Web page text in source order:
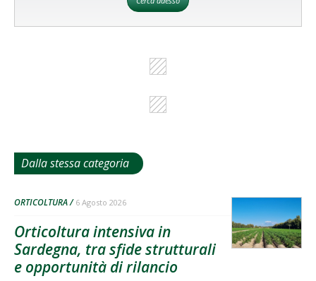
Dalla stessa categoria
ORTICOLTURA 6 Agosto 2026
Orticoltura intensiva in
Sardegna, tra sfide strutturali
e opportunità di rilancio